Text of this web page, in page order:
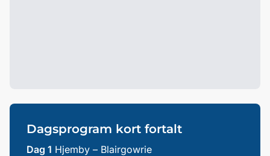
Dagsprogram kort fortalt
Dag 1 Hjemby – Blairgowrie